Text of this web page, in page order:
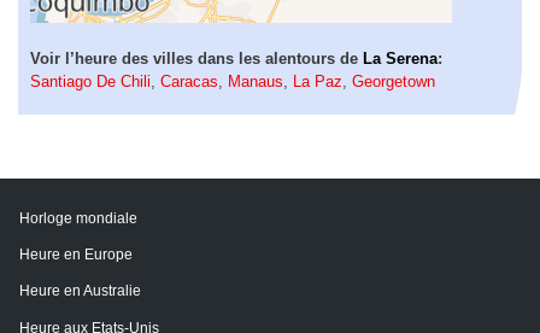
Voir l’heure des villes dans les alentours de La Serena:
Santiago De Chili, Caracas, Manaus, La Paz, Georgetown
Horloge mondiale
Heure en Europe
Heure en Australie
Heure aux Etats-Unis